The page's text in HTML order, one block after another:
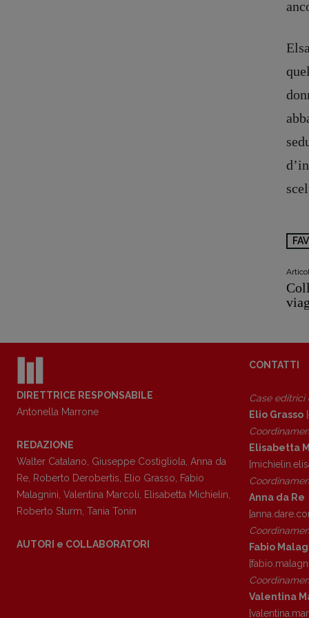
Copyright © 2018 – 2023 Pulp Magazine – Associazione Pulp
DIRETTRICE RESPONSABILE
Antonella Marrone
REDAZIONE
Walter Catalano Giuseppe Costigliola Anna da
Re Roberto Derobertis Elio Grasso
Fabio
Malagnini Valentina Marcoli Elisabetta Michielin
Roberto Sturm Tania Tonin
AUTORI e COLLABORATORI
CONTATTI
Case editrici
Elio Grasso
Elisabetta
Anna da Re
Fabio
Valentina